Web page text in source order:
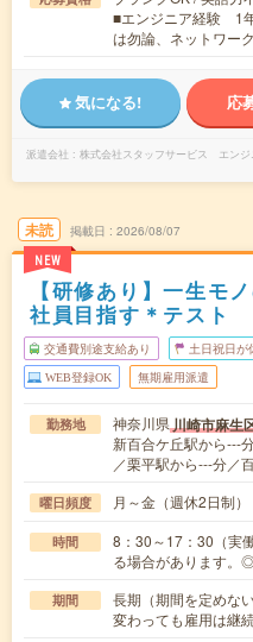
■エンジニア経験 1
は勿論、ネットワー
気になる! 応
派遣会社
株式会社スタッフサービス エン
未読
NEW
掲載日 2026/08/07
【研修あり】一生モ
社員目指す＊テスト
交通費別途支給あり 土日祝日が
WEB登録OK 無期雇用派遣
勤務地 神奈川県川崎市麻生
新百合ケ丘駅から---
／栗平駅から---分／
曜日頻度 月～金（週休2日制）
時間
8：30～17：30（実
る場合があります
期間
長期（期間を定めな
変わっても雇用は継